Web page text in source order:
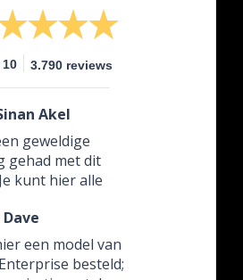
10 3.790 reviews
Akel
geweldige
gehad met dit
kunt hier alle
het is een
bedrijven in
met zo’n
Dave
een model van
besteld;